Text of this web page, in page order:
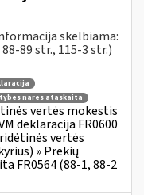
skelbiama:
89 str., 115-3 str.)
nares ataskaita
vertės mokestis
deklaracija FR0600
vertės
» Prekių
FR0564 (88-1, 88-2